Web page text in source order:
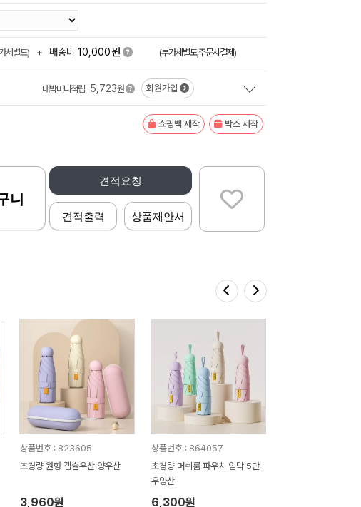
세별도) + 배송비 10,000원 (부가세별도,주문시결제)
대박머니적립 5,723원 회원가입
쇼핑백 제작 박스 제작
견적요청
견적출력 상품제안서
니
상품번호 : 823605
초경량 원형 캡슐우산 양우산
3,960원
상품번호 : 864057
초경량 머쉬룸 파우치 암막 5단
우양산
6,300원